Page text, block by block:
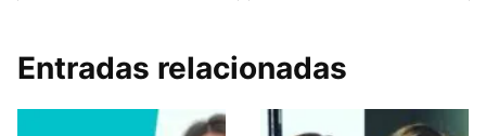
Entradas relacionadas